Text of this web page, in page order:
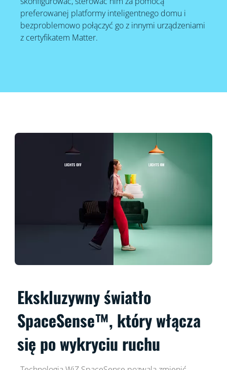
preferowanej platformy inteligentnego domu i
bezproblemowo połączyć go z innymi urządzeniami
z certyfikatem Matter.
Ekskluzywny światło
SpaceSense™, który włącza
się po wykryciu ruchu